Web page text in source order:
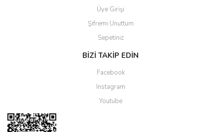
Üye Girişi
Şifremi Unuttum
Sepetiniz
BİZİ TAKİP EDİN
Facebook
Instagram
Youtube